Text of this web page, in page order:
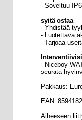
- Soveltuu
syitä ostaa
- Yhdistää
- Luotettava
- Tarjoaa
- Niceboy
seurata
Pakkaus:
EAN:
Aiheeseen